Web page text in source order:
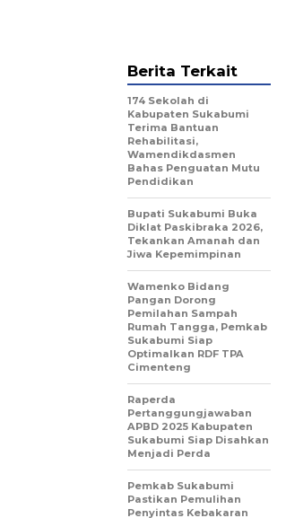
Berita Terkait
174 Sekolah di
Kabupaten Sukabumi
Terima Bantuan
Rehabilitasi,
Wamendikdasmen
Bahas Penguatan Mutu
Pendidikan
Bupati Sukabumi Buka
Diklat Paskibraka 2026,
Tekankan Amanah dan
Jiwa Kepemimpinan
Wamenko Bidang
Pangan Dorong
Pemilahan Sampah
Rumah Tangga, Pemkab
Sukabumi Siap
Optimalkan RDF TPA
Cimenteng
Raperda
Pertanggungjawaban
APBD 2025 Kabupaten
Sukabumi Siap Disahkan
Menjadi Perda
Pemkab Sukabumi
Pastikan Pemulihan
Penyintas Kebakaran